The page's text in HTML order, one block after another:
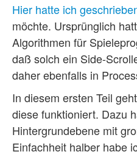
Hier hatte ich
möchte. Ursprünglich
Algorithmen für
daß solch ein Side-
daher ebenfalls in
In diesem ersten Teil
diese funktioniert. Dazu
Hintergrundebene mit
Einfachheit halber habe